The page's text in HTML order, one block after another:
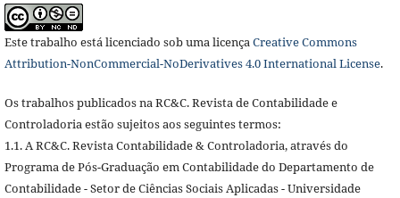
Este trabalho está licenciado sob uma licençaCreative Commons
Attribution-NonCommercial-NoDerivatives 4.0 International License.
Os trabalhos publicados na RC&C. Revista de Contabilidade e
Controladoria estão sujeitos aos seguintes termos:
1.1. A RC&C. Revista Contabilidade & Controladoria, através do
Programa de Pós-Graduação em Contabilidade do Departamento de
Contabilidade - Setor de Ciências Sociais Aplicadas - Universidade